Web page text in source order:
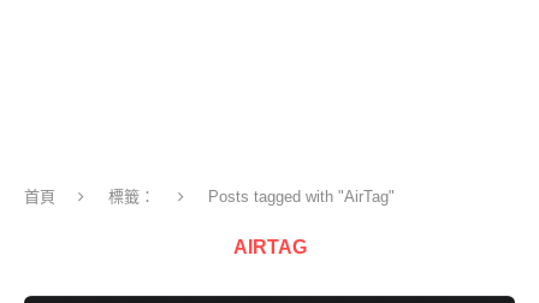
首頁 標籤： Posts tagged with "AirTag"
AIRTAG